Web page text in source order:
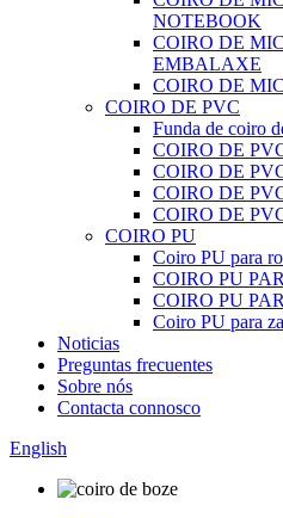
NOTEBOOK
COIRO DE
EMBALAXE
COIRO DE
COIRO DE PVC
Funda de coiro
COIRO DE
COIRO DE
COIRO DE
COIRO DE
COIRO PU
Coiro PU para
COIRO PU
COIRO PU
Coiro PU para
Noticias
Preguntas frecuentes
Sobre nós
Contacta connosco
English